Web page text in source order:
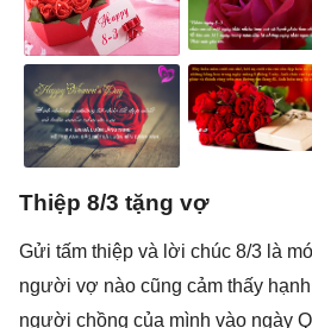
Thiệp 8/3 tặng vợ
Gửi tấm thiệp và lời chúc 8/3 là
người vợ nào cũng cảm thấy
người chồng của mình vào ngày